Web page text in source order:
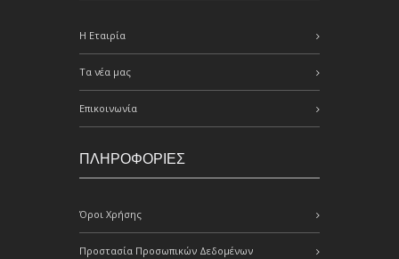
Η Εταιρία
Τα νέα μας
Επικοινωνία
ΠΛΗΡΟΦΟΡΙΕΣ
Όροι Χρήσης
Προστασία Προσωπικών Δεδομένων